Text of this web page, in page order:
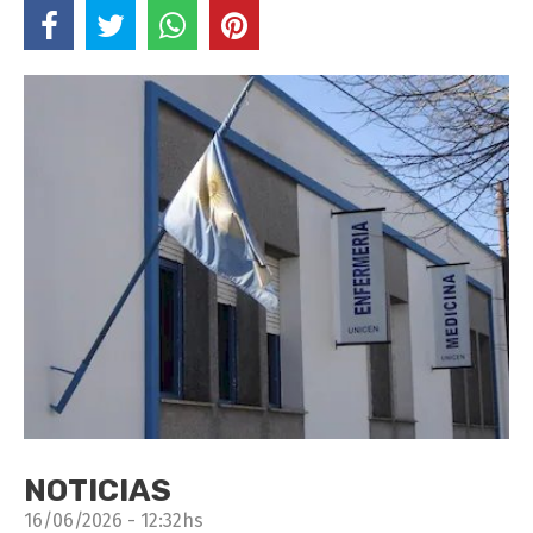
NOTICIAS
16/06/2026 - 12:32hs